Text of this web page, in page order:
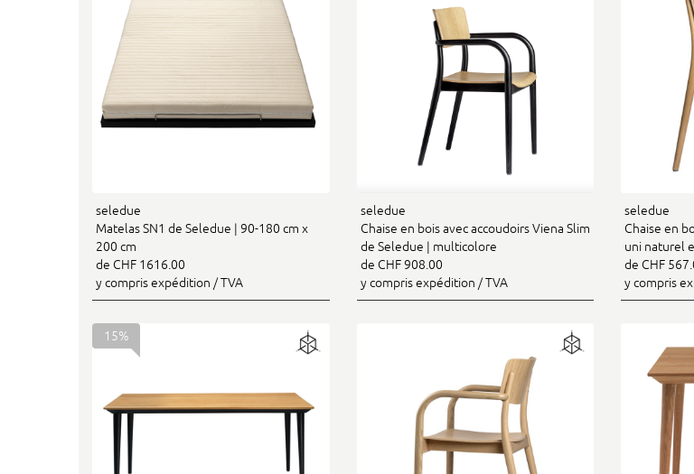
seledue
Matelas SN1 de Seledue | 90-180 cm x
200 cm
de CHF 1616.00
y compris expédition / TVA
seledue
Chaise en bois avec accoudoirs Viena Slim
de Seledue | multicolore
de CHF 908.00
y compris expédition / TVA
seledue
Chaise en
uni naturel
de CHF
y compris
15%